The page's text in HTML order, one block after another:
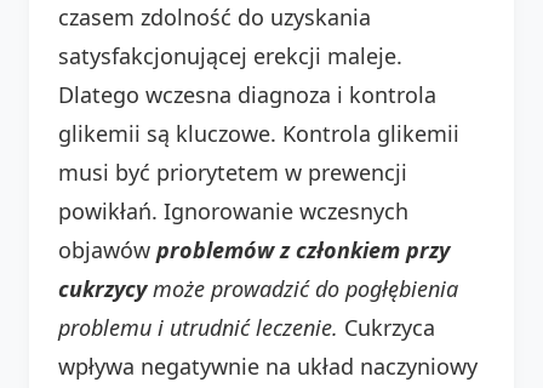
czasem zdolność do uzyskania
satysfakcjonującej erekcji maleje.
Dlatego wczesna diagnoza i kontrola
glikemii są kluczowe. Kontrola glikemii
musi być priorytetem w prewencji
powikłań. Ignorowanie wczesnych
objawów problemów z członkiem przy
cukrzycymoże prowadzić do pogłębienia
problemu i utrudnić leczenie. Cukrzyca
wpływa negatywnie na układ naczyniowy